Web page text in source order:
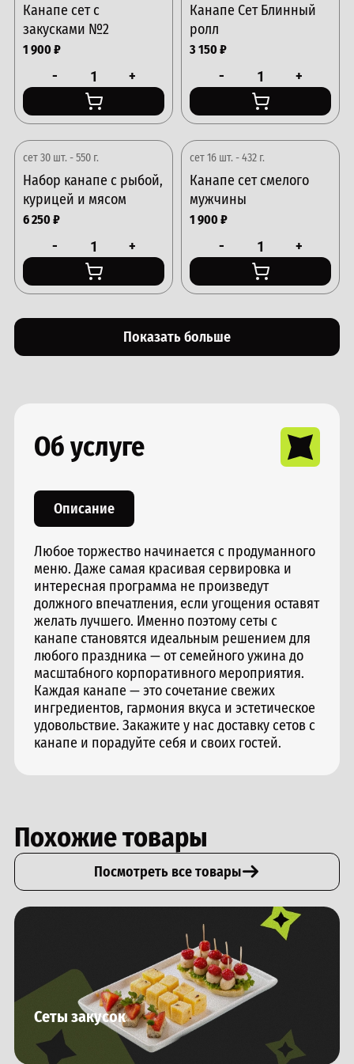
Канапе сет с
закусками №2
1 900₽
- +
Канапе Сет Блинный
ролл
3 150₽
- +
сет 30 шт. - 550 г.
Набор канапе с рыбой,
курицей и мясом
6 250₽
- +
сет 16 шт. - 432 г.
Канапе сет смелого
мужчины
1 900₽
- +
Показать больше
Об услуге
Описание
Любое торжество начинается с продуманного
меню. Даже самая красивая сервировка и
интересная программа не произведут
должного впечатления, если угощения оставят
желать лучшего. Именно поэтому сеты с
канапе становятся идеальным решением для
любого праздника — от семейного ужина до
масштабного корпоративного мероприятия.
Каждая канапе — это сочетание свежих
ингредиентов, гармония вкуса и эстетическое
удовольствие. Закажите у нас доставку сетов с
канапе и порадуйте себя и своих гостей.
Похожие товары
Посмотреть все товары
Сеты закусок